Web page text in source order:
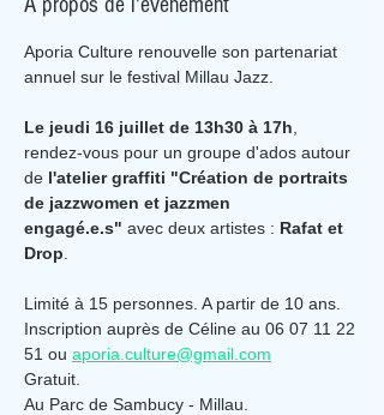
Aporia Culture renouvelle son partenariat
annuel sur le festival Millau Jazz.
Le jeudi 16 juillet de 13h30 à 17h
rendez-vous pour un groupe d'ados autour
de l'atelier graffiti "Création de portraits
de jazzwomen et jazzmen
engagé.e.s" avec deux artistes : Rafat et
Drop
Limité à 15 personnes. A partir de 10 ans.
Inscription auprès de Céline au 06 07 11 22
51 ou aporia.culture@gmail.com
Gratuit.
Au Parc de Sambucy - Millau.